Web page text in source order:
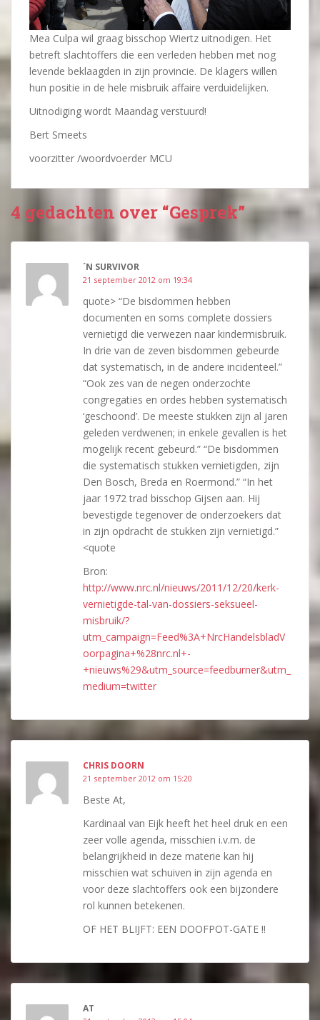
Mea Culpa wil graag bisschop Wiertz uitnodigen. Het
betreft slachtoffers die een verleden hebben met nog
levende beklaagden in zijn provincie. De klagers willen
hun positie in de hele misbruik affaire verduidelijken.
Uitnodiging wordt Maandag verstuurd!
Bert Smeets
voorzitter /woordvoerder MCU
4 gedachten over “Gesprek”
´N SURVIVOR
21 september 2012 om 19:34
quote> “De bisdommen hebben
documenten en soms complete dossiers
vernietigd die verwezen naar kindermisbruik.
In drie van de zeven bisdommen gebeurde
dat systematisch, in de andere incidenteel.”
“Ook zes van de negen onderzochte
congregaties en ordes hebben systematisch
‘geschoond’. De meeste stukken zijn al jaren
geleden verdwenen; in enkele gevallen is het
mogelijk recent gebeurd.” “De bisdommen
die systematisch stukken vernietigden, zijn
Den Bosch, Breda en Roermond.” “In het
jaar 1972 trad bisschop Gijsen aan. Hij
bevestigde tegenover de onderzoekers dat
in zijn opdracht de stukken zijn vernietigd.”
<quote
Bron:
http://www.nrc.nl/nieuws/2011/12/20/kerk-
vernietigde-tal-van-dossiers-seksueel-
misbruik/?
utm_campaign=Feed%3A+NrcHandelsbladV
oorpagina+%28nrc.nl+-
+nieuws%29&utm_source=feedburner&utm_
medium=twitter
CHRIS DOORN
21 september 2012 om 15:20
Beste At,
Kardinaal van Eijk heeft het heel druk en een
zeer volle agenda, misschien i.v.m. de
belangrijkheid in deze materie kan hij
misschien wat schuiven in zijn agenda en
voor deze slachtoffers ook een bijzondere
rol kunnen betekenen.
OF HET BLIJFT: EEN DOOFPOT-GATE !!
AT